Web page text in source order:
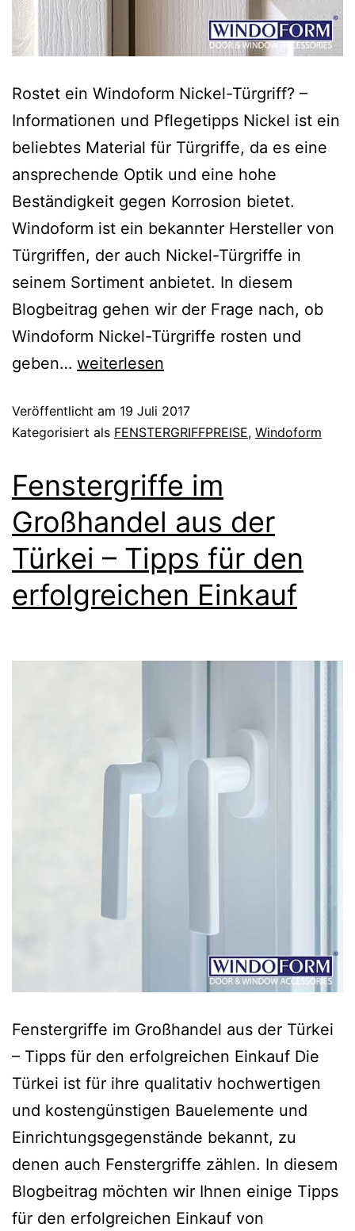
Rostet ein Windoform Nickel-Türgriff? –
Informationen und Pflegetipps Nickel ist ein
beliebtes Material für Türgriffe, da es eine
ansprechende Optik und eine hohe
Beständigkeit gegen Korrosion bietet.
Windoform ist ein bekannter Hersteller von
Türgriffen, der auch Nickel-Türgriffe in
seinem Sortiment anbietet. In diesem
Blogbeitrag gehen wir der Frage nach, ob
Windoform Nickel-Türgriffe rosten und
geben… weiterlesen
Veröffentlicht am 19 Juli 2017
Kategorisiert als FENSTERGRIFFPREISE, Windoform
Fenstergriffe im
Großhandel aus der
Türkei – Tipps für den
erfolgreichen Einkauf
Fenstergriffe im Großhandel aus der Türkei
– Tipps für den erfolgreichen Einkauf Die
Türkei ist für ihre qualitativ hochwertigen
und kostengünstigen Bauelemente und
Einrichtungsgegenstände bekannt, zu
denen auch Fenstergriffe zählen. In diesem
Blogbeitrag möchten wir Ihnen einige Tipps
für den erfolgreichen Einkauf von